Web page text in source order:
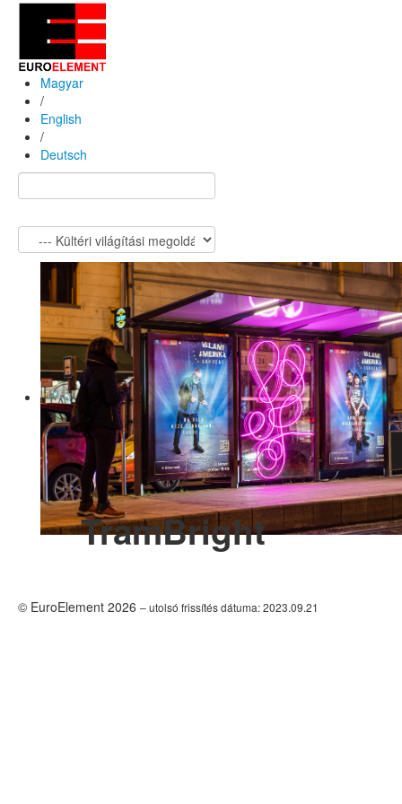
Magyar
/
English
/
Deutsch
TramBright
© EuroElement 2026 – utolsó frissítés dátuma: 2023.09.21